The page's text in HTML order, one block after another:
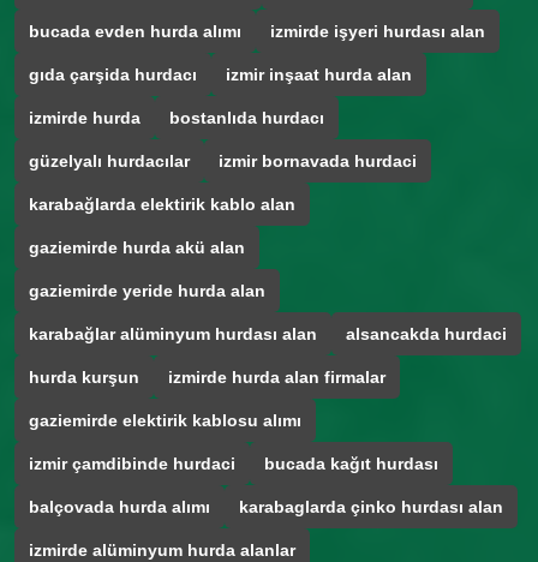
bucada evden hurda alımı izmirde işyeri hurdası alan
gıda çarşida hurdacı izmir inşaat hurda alan
izmirde hurda bostanlıda hurdacı
güzelyalı hurdacılar izmir bornavada hurdaci
karabağlarda elektirik kablo alan
gaziemirde hurda akü alan
gaziemirde yeride hurda alan
karabağlar alüminyum hurdası alan alsancakda hurdaci
hurda kurşun izmirde hurda alan firmalar
gaziemirde elektirik kablosu alımı
izmir çamdibinde hurdaci bucada kağıt hurdası
balçovada hurda alımı karabaglarda çinko hurdası alan
izmirde alüminyum hurda alanlar